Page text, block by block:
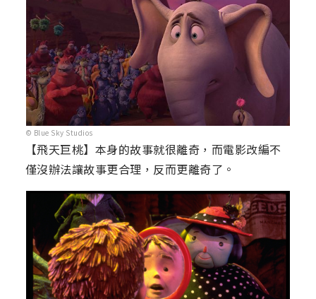
© Blue Sky Studios
【飛天巨桃】本身的故事就很離奇，而電影改編不
僅沒辦法讓故事更合理，反而更離奇了。